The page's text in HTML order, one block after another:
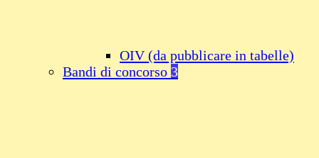
OIV (da pubblicare in tabelle)
Bandi di concorso 3